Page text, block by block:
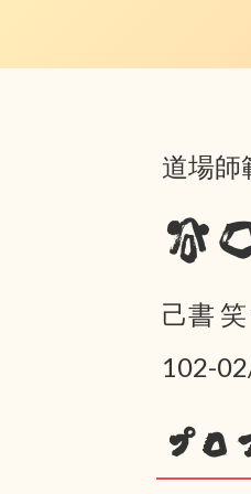
道場師
谷
己書
102-
プロ